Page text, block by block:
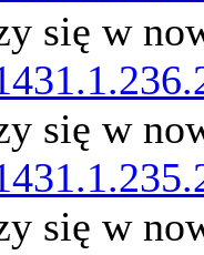
się w
się w
się w